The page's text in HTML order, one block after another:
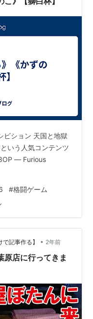
ビション 天国と地獄
いう人気コンテンツ
— Furious
#格闘ゲーム
記事作る】 • 2年前
原店に行ってきま